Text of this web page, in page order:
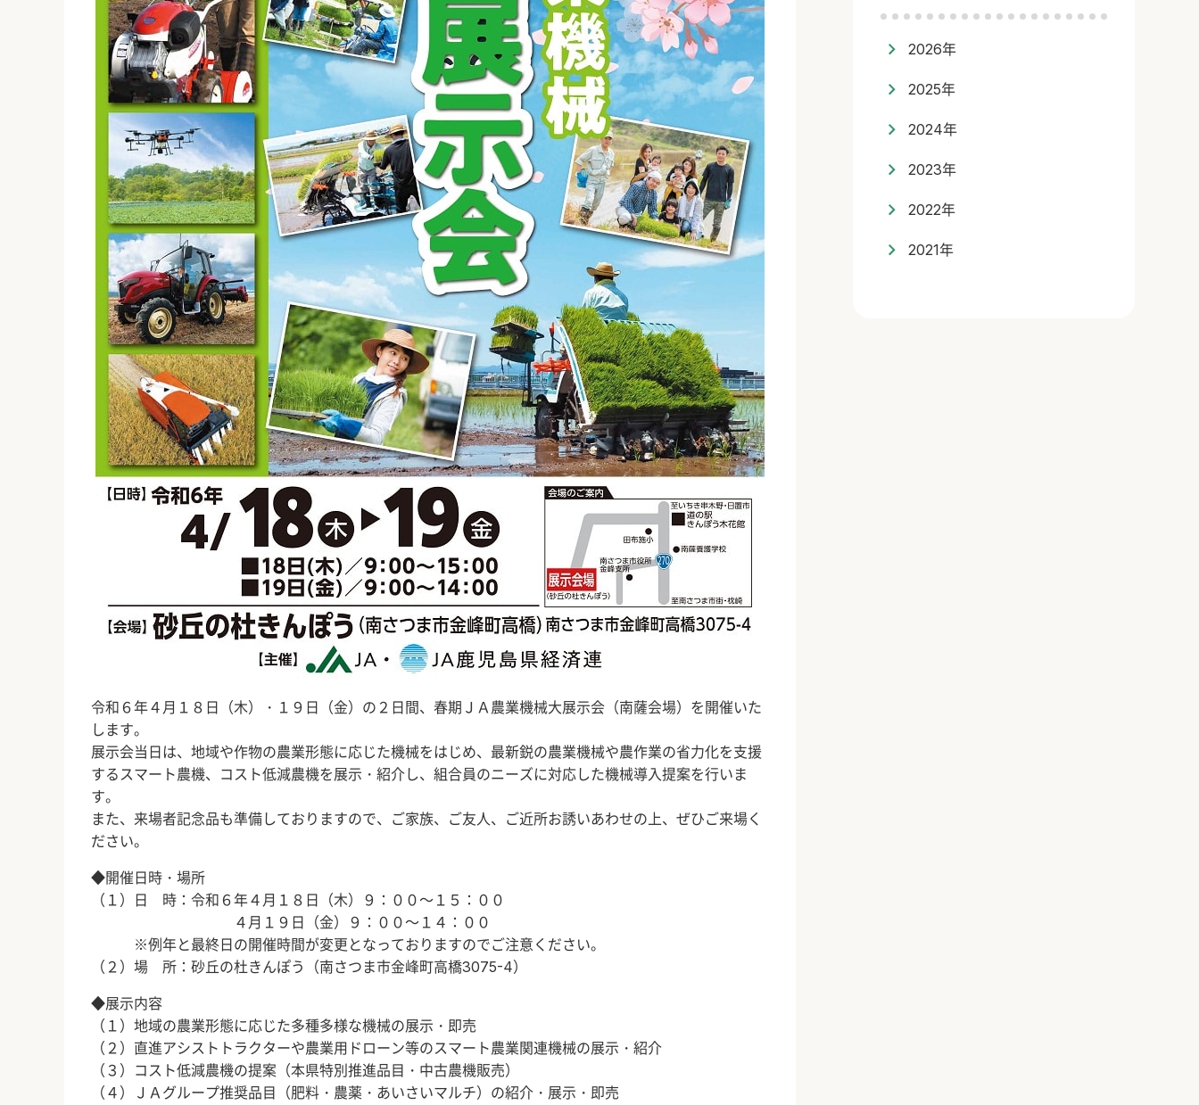
2026年
2025年
2024年
2023年
2022年
2021年
令和６年４月１８日（木）・１９日（金）の２日間、春期ＪＡ農業機械大展示会（南薩会場）を開催いた
します。
展示会当日は、地域や作物の農業形態に応じた機械をはじめ、最新鋭の農業機械や農作業の省力化を支援
するスマート農機、コスト低減農機を展示・紹介し、組合員のニーズに対応した機械導入提案を行いま
す。
また、来場者記念品も準備しておりますので、ご家族、ご友人、ご近所お誘いあわせの上、ぜひご来場く
ださい。
◆開催日時・場所
（１）日 時：令和６年４月１８日（木）９：００～１５：００
４月１９日（金）９：００～１４：００
※例年と最終日の開催時間が変更となっておりますのでご注意ください。
（２）場 所：砂丘の杜きんぽう（南さつま市金峰町高橋3075-4）
◆展示内容
（１）地域の農業形態に応じた多種多様な機械の展示・即売
（２）直進アシストトラクターや農業用ドローン等のスマート農業関連機械の展示・紹介
（３）コスト低減農機の提案（本県特別推進品目・中古農機販売）
（４）ＪＡグループ推奨品目（肥料・農薬・あいさいマルチ）の紹介・展示・即売